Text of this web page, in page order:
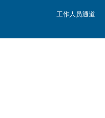
工作人员通道